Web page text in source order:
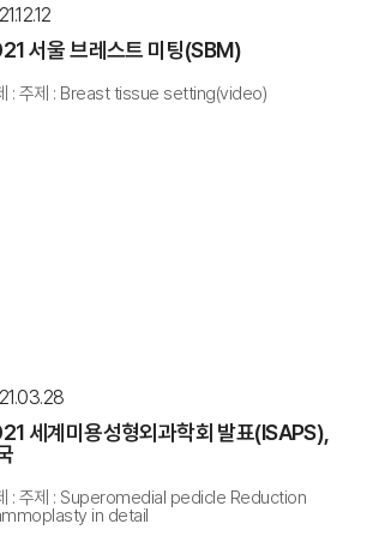
서울 브레스트 미팅(SBM)
: 주제 : Breast tissue setting(video)
세계미용성형외과학회 발표(ISAPS),
: 주제 : Superomedial pedicle Reduction
in detail